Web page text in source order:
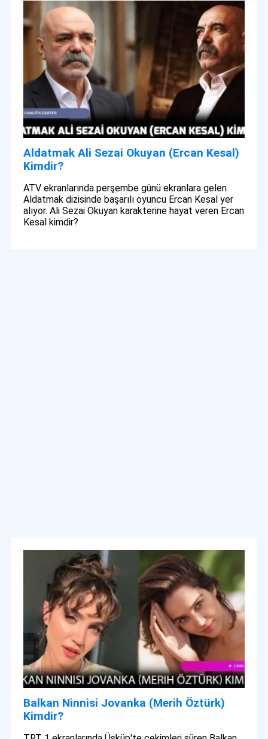
Aldatmak Ali Sezai Okuyan (Ercan Kesal)
Kimdir?
ATV ekranlarında perşembe günü ekranlara gelen
Aldatmak dizisinde başarılı oyuncu Ercan Kesal yer
alıyor. Ali Sezai Okuyan karakterine hayat veren Ercan
Kesal kimdir?
Balkan Ninnisi Jovanka (Merih Öztürk)
Kimdir?